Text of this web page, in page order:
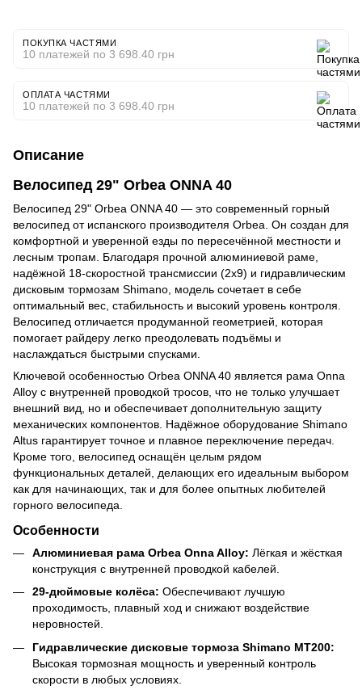
ПОКУПКА ЧАСТЯМИ
10 платежей по 3 698.40 грн
ОПЛАТА ЧАСТЯМИ
10 платежей по 3 698.40 грн
Описание
Велосипед 29" Orbea ONNA 40
Велосипед 29" Orbea ONNA 40 — это современный горный
велосипед от испанского производителя Orbea. Он создан для
комфортной и уверенной езды по пересечённой местности и
лесным тропам. Благодаря прочной алюминиевой раме,
надёжной 18-скоростной трансмиссии (2x9) и гидравлическим
дисковым тормозам Shimano, модель сочетает в себе
оптимальный вес, стабильность и высокий уровень контроля.
Велосипед отличается продуманной геометрией, которая
помогает райдеру легко преодолевать подъёмы и
наслаждаться быстрыми спусками.
Ключевой особенностью Orbea ONNA 40 является рама Onna
Alloy с внутренней проводкой тросов что не только улучшает
внешний вид, но и обеспечивает дополнительную защиту
механических компонентов. Надёжное оборудование Shimano
Altus гарантирует точное и плавное переключение передач.
Кроме того, велосипед оснащён целым рядом
функциональных деталей, делающих его идеальным выбором
как для начинающих, так и для более опытных любителей
горного велосипеда.
Особенности
Алюминиевая рама Orbea Onna Alloy: Лёгкая и жёсткая
конструкция с внутренней проводкой кабелей.
29-дюймовые колёса: Обеспечивают лучшую
проходимость, плавный ход и снижают воздействие
неровностей.
Гидравлические дисковые тормоза Shimano MT200:
Высокая тормозная мощность и уверенный контроль
скорости в любых условиях.